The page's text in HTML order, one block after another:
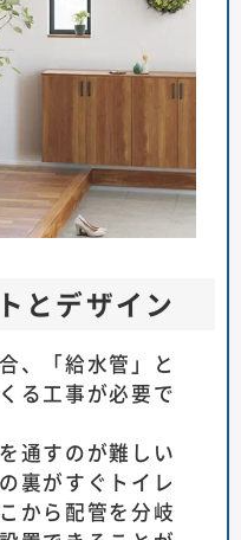
とデザイン
、「給水管」と
る工事が必要で
通すのが難しい
裏がすぐトイレ
から配管を分岐